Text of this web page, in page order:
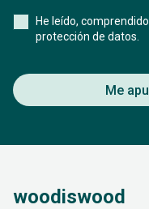
He leído,
protección de datos.
Me
woodiswood